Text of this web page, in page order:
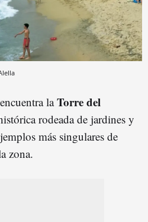
laTorre del
rodeada de jardines y
más singulares de
zona.